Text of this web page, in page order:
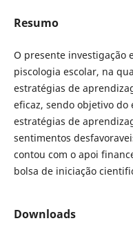
Resumo
O presente investigação
piscologia escolar, na
estratégias de
eficaz, sendo objetivo
estratégias de
sentimentos
contou com o apoi
bolsa de iniciação
Downloads